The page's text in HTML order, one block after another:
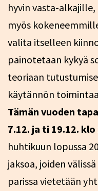
hyvin vasta-
myös
valita itselleen
painotetaan kykyä
teoriaan
käytännön
Tämän vuoden
7.12. ja ti 19.12. klo
huhtikuun lopussa
jaksoa, joiden
parissa vietetään